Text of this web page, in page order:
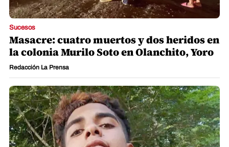
Sucesos
Masacre: cuatro muertos y dos heridos en
la colonia Murilo Soto en Olanchito, Yoro
Redacción La Prensa